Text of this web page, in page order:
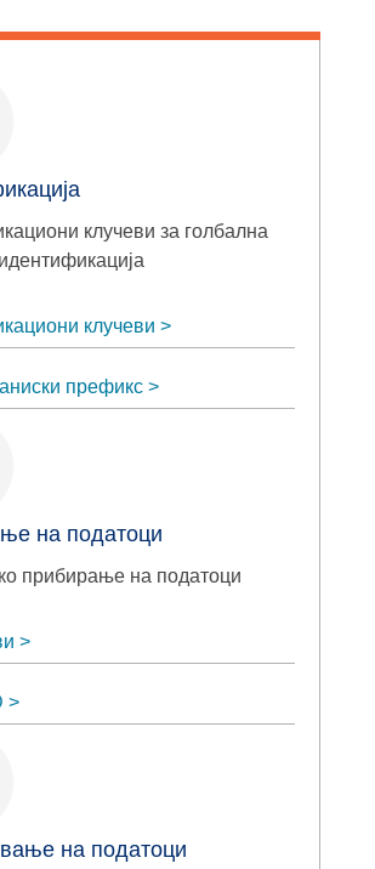
клучеви за голбална
клучеви
префикс
на податоци
прибирање на податоци
на податоци